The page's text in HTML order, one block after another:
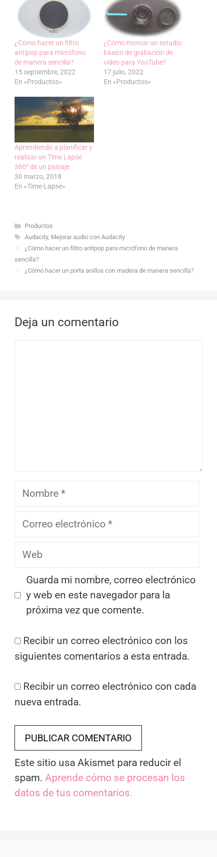
¿Cómo hacer un filtro
antipop para micrófono
de manera sencilla?
15 septiembre, 2022
En «Productos»
¿Cómo montar un estudio
básico de grabación de
vídeo para YouTube?
17 julio, 2022
En «Productos»
Aprendiendo a planificar y
realizar un Time Lapse
360° de un paisaje
30 marzo, 2018
En «Time-Lapse»
Categorías
Productos
Etiquetas
Audacity, Mejorar audio con Audacity
¿Cómo hacer un filtro antipop para micrófono de manera
sencilla?
¿Cómo hacer un porta anillos con madera de manera sencilla?
Deja un comentario
Nombre
Correo
Web
Guarda mi nombre, correo electrónico
y web en este navegador para la
próxima vez que comente.
Recibir un correo electrónico con los
siguientes comentarios a esta entrada.
Recibir un correo electrónico con cada
nueva entrada.
Este sitio usa Akismet para reducir el
spam. Aprende cómo se procesan los
datos de tus comentarios.